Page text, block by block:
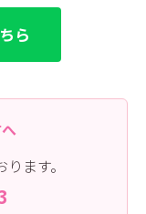
ら
ます。